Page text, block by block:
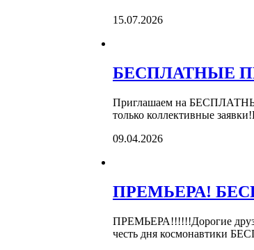
15.07.2026
БЕСПЛАТНЫЕ
Приглашаем на
только коллективные
09.04.2026
ПРЕМЬЕРА!
ПРЕМЬЕРА!!!!!!Дорогие
честь дня космонавтики